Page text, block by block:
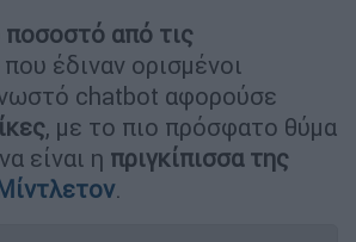
ποσοστό από τις
που έδιναν ορισμένοι
chatbot αφορούσε
, με το πιο πρόσφατο θύμα
είναι η πριγκίπισσα της
.